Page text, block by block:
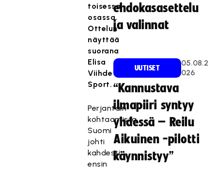
toisessa
osassa.
Ottelun
näyttää
suorana
Elisa
Viihde
Sport.
Perjantain
kohtaamista
Suomi
johti
kahdesti
ensin
ehdokasasettelu
ja valinnat
UUTISET
05.08.2
026
“Kannustava
ilmapiiri syntyy
yhdessä – Reilu
Aikuinen -pilotti
käynnistyy”